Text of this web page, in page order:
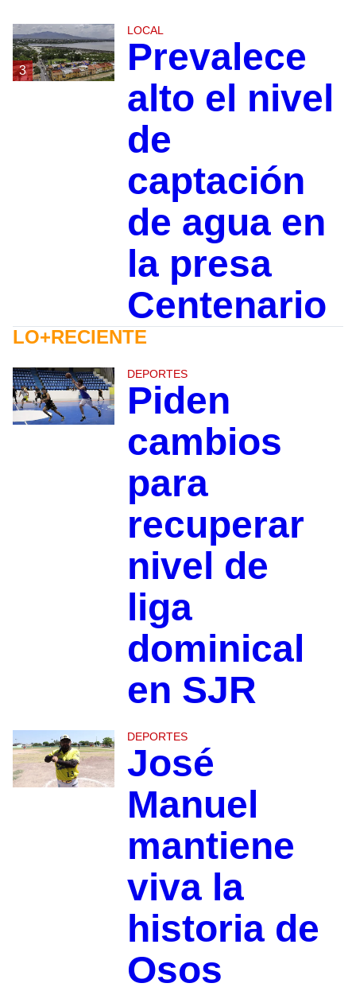
3
LOCAL
Prevalece
alto el nivel
de
captación
de agua en
la presa
Centenario
LO+RECIENTE
DEPORTES
Piden
cambios
para
recuperar
nivel de
liga
dominical
en SJR
DEPORTES
José
Manuel
mantiene
viva la
historia de
Osos